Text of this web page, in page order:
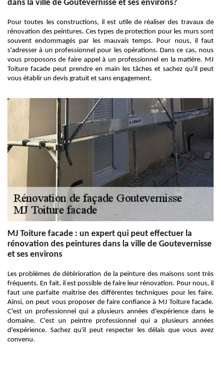
dans la ville de Goutevernisse et ses environs?
Pour toutes les constructions, il est utile de réaliser des travaux de
rénovation des peintures. Ces types de protection pour les murs sont
souvent endommagés par les mauvais temps. Pour nous, il faut
s'adresser à un professionnel pour les opérations. Dans ce cas, nous
vous proposons de faire appel à un professionnel en la matière. MJ
Toiture facade peut prendre en main les tâches et sachez qu'il peut
vous établir un devis gratuit et sans engagement.
MJ Toiture facade : un expert qui peut effectuer la
rénovation des peintures dans la ville de Goutevernisse
et ses environs
Les problèmes de détérioration de la peinture des maisons sont très
fréquents. En fait, il est possible de faire leur rénovation. Pour nous, il
faut une parfaite maîtrise des différentes techniques pour les faire.
Ainsi, on peut vous proposer de faire confiance à MJ Toiture facade.
C'est un professionnel qui a plusieurs années d'expérience dans le
domaine. C'est un peintre professionnel qui a plusieurs années
d'expérience. Sachez qu'il peut respecter les délais que vous avez
convenu.